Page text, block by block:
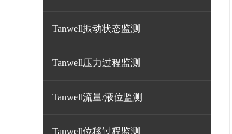
Tanwell振动状态监测
Tanwell压力过程监测
Tanwell流量/液位监测
Tanwell位移过程监测